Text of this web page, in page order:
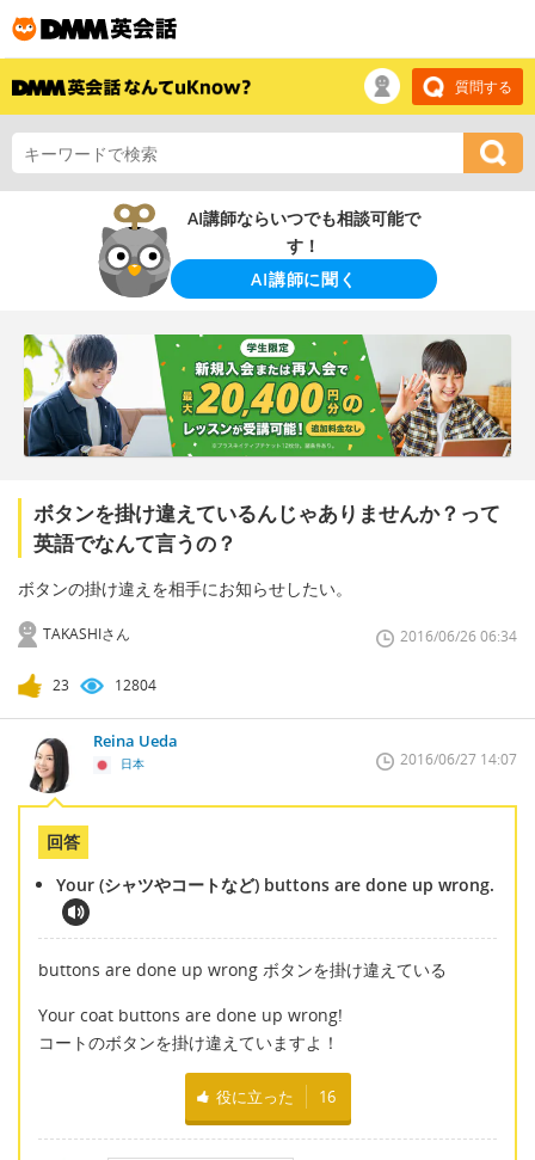
質問する
AI講師ならいつでも相談可能で
す！
AI講師に聞く
ボタンを掛け違えているんじゃありませんか？って
英語でなんて言うの？
ボタンの掛け違えを相手にお知らせしたい。
TAKASHIさん 2016/06/26 06:34
23 12804
Reina Ueda
日本 2016/06/27 14:07
回答
Your (シャツやコートなど) buttons are done up wrong.
buttons are done up wrong ボタンを掛け違えている
Your coat buttons are done up wrong!
コートのボタンを掛け違えていますよ！
役に立った 16